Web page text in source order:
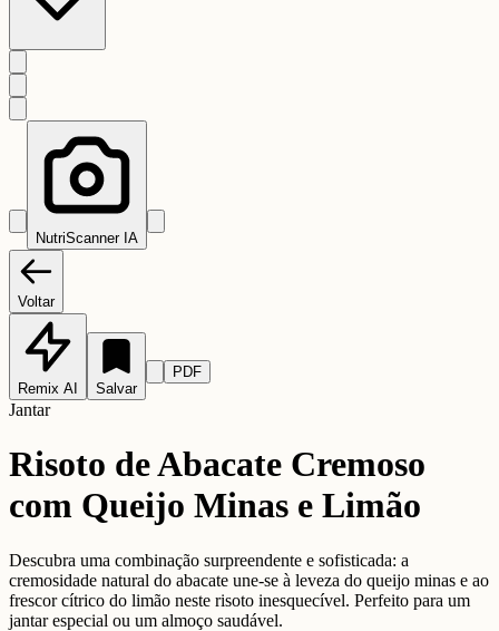
NutriScanner IA
Voltar
Remix AI Salvar
PDF
Jantar
Risoto de Abacate Cremoso
com Queijo Minas e Limão
Descubra uma combinação surpreendente e sofisticada: a
cremosidade natural do abacate une-se à leveza do queijo minas e ao
frescor cítrico do limão neste risoto inesquecível. Perfeito para um
jantar especial ou um almoço saudável.